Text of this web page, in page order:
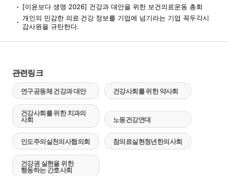
[이윤보다 생명 2026] 건강과 대안을 위한 보건의료운동 총회
개인의 민감한 의료‧건강 정보를 기업에 넘기라는 기업 꼭두각시
감사원을 규탄한다.
관련링크
연구공동체 건강과 대안 건강사회를 위한 약사회
건강사회를 위한 치과의
사회
노동건강연대
인도주의실천의사협의회 참의료실현청년한의사회
건강권 실현을 위한
행동하는 간호사회